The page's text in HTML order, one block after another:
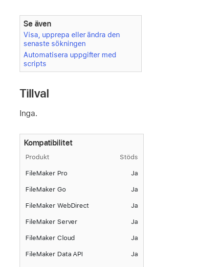
Se även
Visa, upprepa eller ändra den
senaste sökningen
Automatisera uppgifter med
scripts
Tillval
Inga.
Kompatibilitet
Produkt Stöds
FileMaker Pro Ja
FileMaker Go Ja
FileMaker WebDirect Ja
FileMaker Server Ja
FileMaker Cloud Ja
FileMaker Data API Ja